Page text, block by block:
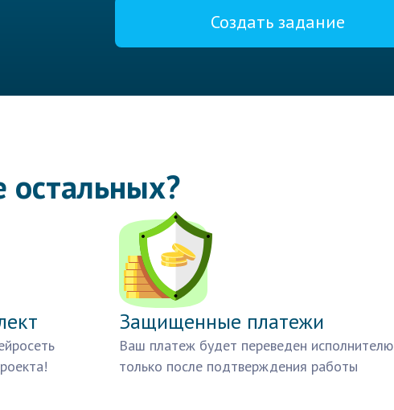
Создать задание
Защищенные платежи
Ваш платеж будет переведен исполнителю
только после подтверждения работы